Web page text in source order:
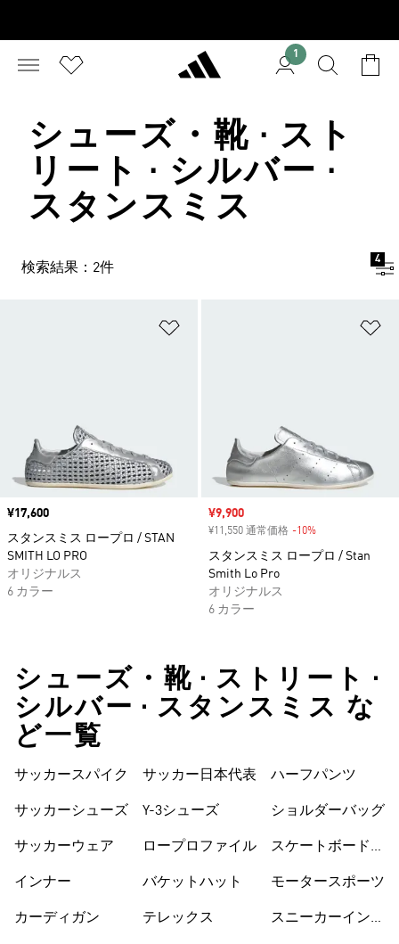
1
シューズ・靴 · スト
リート · シルバー ·
スタンスミス
検索結果：2件
4
価格
¥17,600
スタンスミス ロープロ / STAN
SMITH LO PRO
オリジナルス
6 カラー
セール価格
¥9,900
¥11,550 通常価格 -10%
スタンスミス ロープロ / Stan
Smith Lo Pro
オリジナルス
6 カラー
シューズ・靴 • ストリート •
シルバー • スタンスミス な
ど一覧
サッカースパイク
サッカーシューズ
サッカーウェア
インナー
カーディガン
サッカー日本代表
Y-3シューズ
ロープロファイル
バケットハット
テレックス
ハーフパンツ
ショルダーバッグ
スケートボードシ
モータースポーツ
スニーカーインソ